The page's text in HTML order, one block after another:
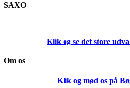
SAXO
Klik og se det store
Om os
Klik og mød os på